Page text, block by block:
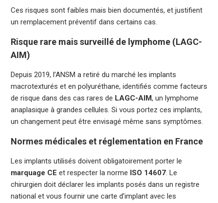
Ces risques sont faibles mais bien documentés, et justifient
un remplacement préventif dans certains cas.
Risque rare mais surveillé de lymphome (LAGC-
AIM)
Depuis 2019, l’ANSM a retiré du marché les implants
macrotexturés et en polyuréthane, identifiés comme facteurs
de risque dans des cas rares de LAGC-AIM, un lymphome
anaplasique à grandes cellules. Si vous portez ces implants,
un changement peut être envisagé même sans symptômes.
Normes médicales et réglementation en France
Les implants utilisés doivent obligatoirement porter le
marquage CE et respecter la norme ISO 14607. Le
chirurgien doit déclarer les implants posés dans un registre
national et vous fournir une carte d’implant avec les